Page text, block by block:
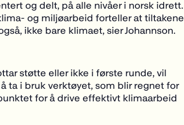
og delt, på alle nivåer i norsk idrett.
og miljøarbeid forteller at tiltakene
ikke bare klimaet, sier Johannson.
støtte eller ikke i første runde, vil
ta i bruk verktøyet, som blir regnet for
for å drive effektivt klimaarbeid